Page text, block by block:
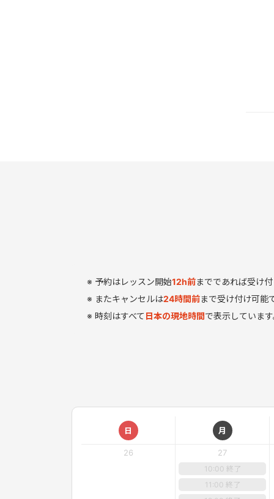
予約はレッスン開始12h前までであれば受け
またキャンセルは24時間前まで受け付け可能
時刻はすべて 日本の現地時間で表示していま
日 月
26 27
10:00 終了
11:00 終了